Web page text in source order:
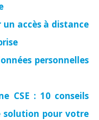
accès à distance
personnelles
CSE : 10 conseils
solution pour votre